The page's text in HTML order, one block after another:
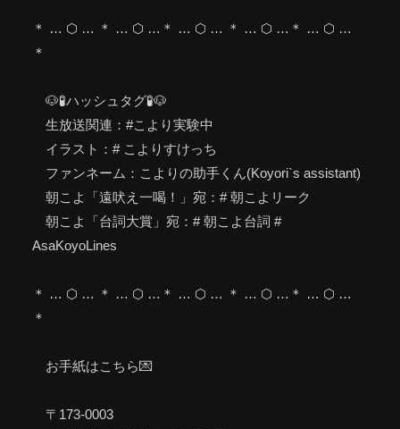
＊ … ⬡ … ＊ … ⬡ …＊ … ⬡ … ＊ … ⬡ …＊ … ⬡ …
＊
🐶🧪ハッシュタグ🧪🐶
生放送関連：#こより実験中
イラスト：# こよりすけっち
ファンネーム：こよりの助手くん(Koyori`s assistant)
朝こよ「遠吠え一喝！」宛：# 朝こよリーク
朝こよ「台詞大賞」宛：# 朝こよ台詞 #
AsaKoyoLines
＊ … ⬡ … ＊ … ⬡ …＊ … ⬡ … ＊ … ⬡ …＊ … ⬡ …
＊
お手紙はこちら💌
〒173-0003